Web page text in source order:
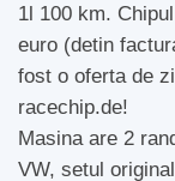
1l 100 km.
euro (detin
fost o oferta de
racechip.de!
Masina are 2
VW, setul